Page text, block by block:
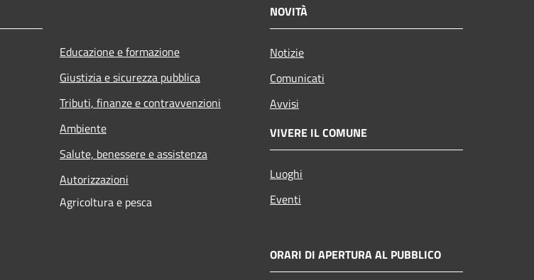
Educazione e formazione
Giustizia e sicurezza pubblica
Tributi, finanze e contravvenzioni
Ambiente
Salute, benessere e assistenza
Autorizzazioni
Agricoltura e pesca
NOVITÀ
Notizie
Comunicati
Avvisi
VIVERE IL COMUNE
Luoghi
Eventi
ORARI DI APERTURA AL PUBBLICO